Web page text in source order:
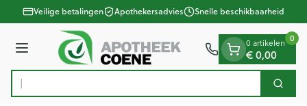
Ga naar de inhoud
1 van 1Veilige betalingen Apothekersadvies Snelle beschikbaarheid
Menu
Product, merk, categorie...
Vind snel wondver Zoek
0 artikelen
€ 0,00
0